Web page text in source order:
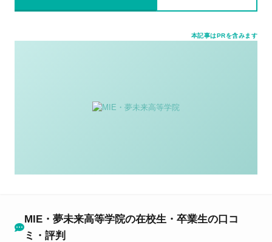
本記事はPRを含みます
MIE・夢未来高等学院の在校生・卒業生の口コ
ミ・評判